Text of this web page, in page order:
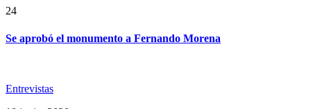
24
Se aprobó el monumento a Fernando Morena
Entrevistas